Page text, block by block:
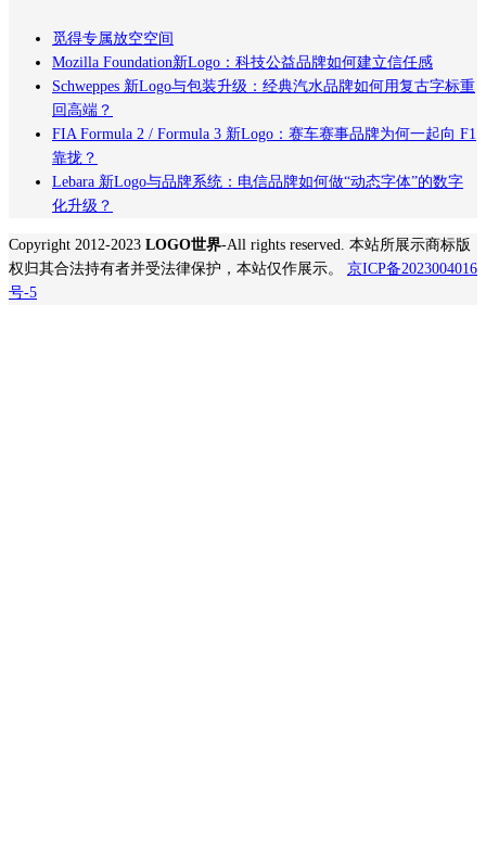
觅得专属放空空间
Mozilla Foundation新Logo：科技公益品牌如何建立信任感
Schweppes 新Logo与包装升级：经典汽水品牌如何用复古字标重
回高端？
FIA Formula 2 / Formula 3 新Logo：赛车赛事品牌为何一起向 F1
靠拢？
Lebara 新Logo与品牌系统：电信品牌如何做“动态字体”的数字
化升级？
Copyright 2012-2023 LOGO世界-All rights reserved. 本站所展示商标版
权归其合法持有者并受法律保护，本站仅作展示。 京ICP备2023004016
号-5